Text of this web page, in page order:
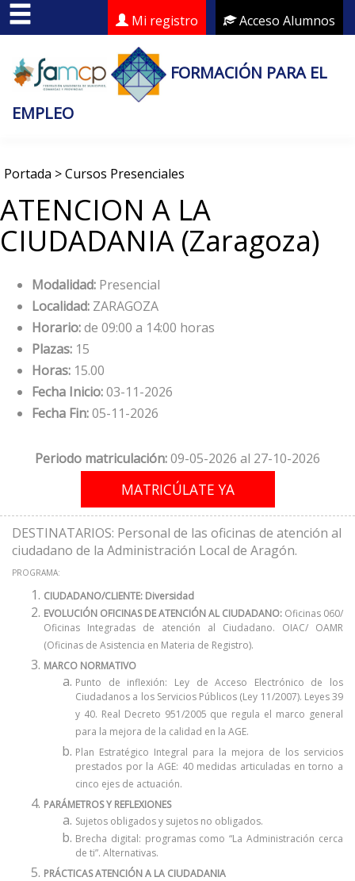
Acceso Alumnos
Mi registro
FORMACIÓN PARA EL
EMPLEO
Portada >Cursos Presenciales
ATENCION A LA
CIUDADANIA (Zaragoza)
Modalidad: Presencial
Localidad: ZARAGOZA
Horario:de 09:00 a 14:00 horas
Plazas: 15
Horas: 15.00
Fecha Inicio:03-11-2026
Fecha Fin:05-11-2026
Periodo matriculación:09-05-2026 al 27-10-2026
DESTINATARIOS: Personal de las oficinas de atención al
ciudadano de la Administración Local de Aragón.
PROGRAMA:
CIUDADANO/CLIENTE: Diversidad
EVOLUCIÓN OFICINAS DE ATENCIÓN AL CIUDADANO: Oficinas 060/
Oficinas Integradas de atención al Ciudadano. OIAC/ OAMR
(Oficinas de Asistencia en Materia de Registro).
MARCO NORMATIVO
Punto de inflexión: Ley de Acceso Electrónico de los
Ciudadanos a los Servicios Públicos (Ley 11/2007). Leyes 39
y 40. Real Decreto 951/2005 que regula el marco general
para la mejora de la calidad en la AGE.
Plan Estratégico Integral para la mejora de los servicios
prestados por la AGE: 40 medidas articuladas en torno a
cinco ejes de actuación.
PARÁMETROS Y REFLEXIONES
Sujetos obligados y sujetos no obligados.
Brecha digital: programas como “La Administración cerca
de ti”. Alternativas.
PRÁCTICAS ATENCIÓN A LA CIUDADANIA